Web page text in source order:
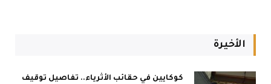
الأخيرة
كوكايين في حقائب الأثرياء.. تفاصيل توقيف